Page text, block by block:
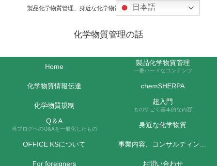
製品化学物質管理、身近な化学物質などの話題を取り上げます
化学物質管理の話
Home 製品化学物質管理
一番ハードなコンテンツ
化学物質情報伝達 chemSHERPA
化学物質規制 超入門
ものすごく基本的な内容
Q＆A
当ブログへのQ&Aを一般化したもの 身近な化学物質
OFFICE KSについて 事業内容、コンサルティング料金など
For foreigners お問い合わせ
日本語